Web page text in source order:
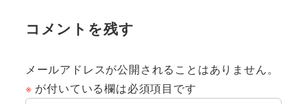
コメントを残す
メールアドレスが公開されることはありません。
※ が付いている欄は必須項目です